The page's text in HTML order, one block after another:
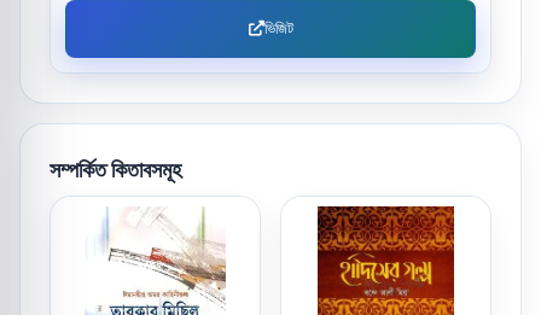
ভিজিট
সম্পর্কিত কিতাবসমূহ